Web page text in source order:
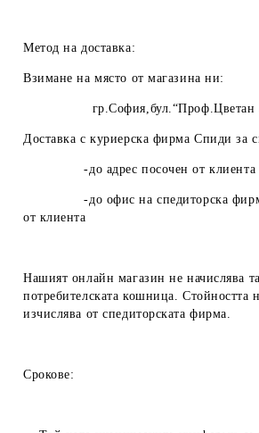
Метод на доставка:
Взимане на място от магазина ни:
гр.София,бул.“Проф.Цветан
Доставка с куриерска фирма Спиди за
-до адрес посочен от клиента
-до офис на спедиторска фирма
от клиента
Нашият онлайн магазин не начислява
потребителската кошница. Стойността
изчислява от спедиторската фирма.
Срокове: